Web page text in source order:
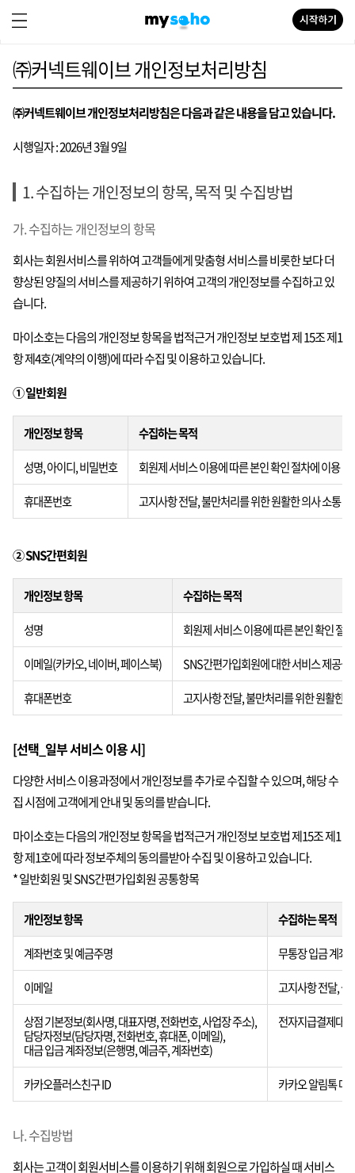
이용약관
㈜커넥트웨이브 개인정보처리방침
㈜커넥트웨이브 개인정보처리방침은 다음과 같은 내용을 담고 있습니다.
시행일자 : 2026년 3월 9일
1. 수집하는 개인정보의 항목, 목적 및 수집방법
가. 수집하는 개인정보의 항목
회사는 회원서비스를 위하여 고객들에게 맞춤형 서비스를 비롯한 보다 더
향상된 양질의 서비스를 제공하기 위하여 고객의 개인정보를 수집하고 있
습니다.
마이소호는 다음의 개인정보 항목을 법적근거 개인정보 보호법 제 15조 제1
항 제4호(계약의 이행)에 따라 수집 및 이용하고 있습니다.
① 일반회원
개인정보 항목
수집하는 목적
성명, 아이디, 비밀번호
회원제 서비스 이용에 따른 본인 확인 절차에 이용
휴대폰번호
고지사항 전달, 불만처리를 위한 원활한 의사 소통
② SNS간편회원
개인정보 항목
수집하는 목적
성명
회원제 서비스 이용에 따른 본인 확인 절
이메일(카카오, 네이버, 페이스북)
SNS간편가입회원에 대한 서비스 제공
휴대폰번호
고지사항 전달, 불만처리를 위한 원활한
[선택_일부 서비스 이용 시]
다양한 서비스 이용과정에서 개인정보를 추가로 수집할 수 있으며, 해당 수
집 시점에 고객에게 안내 및 동의를 받습니다.
마이소호는 다음의 개인정보 항목을 법적근거 개인정보 보호법 제15조 제1
항 제1호에 따라 정보주체의 동의를받아 수집 및 이용하고 있습니다.
* 일반회원 및 SNS간편가입회원 공통항목
개인정보 항목
수집하는 목적
계좌번호 및 예금주명
무통장 입금 계좌
이메일
고지사항 전달, 불
상점 기본정보(회사명, 대표자명, 전화번호, 사업장 주소),
담당자정보(담당자명, 전화번호, 휴대폰, 이메일),
대금 입금 계좌정보(은행명, 예금주, 계좌번호)
전자지급결제대
카카오플러스친구 ID 카카오 알림톡 메
나. 수집방법
회사는 고객이 회원서비스를 이용하기 위해 회원으로 가입하실 때 서비스